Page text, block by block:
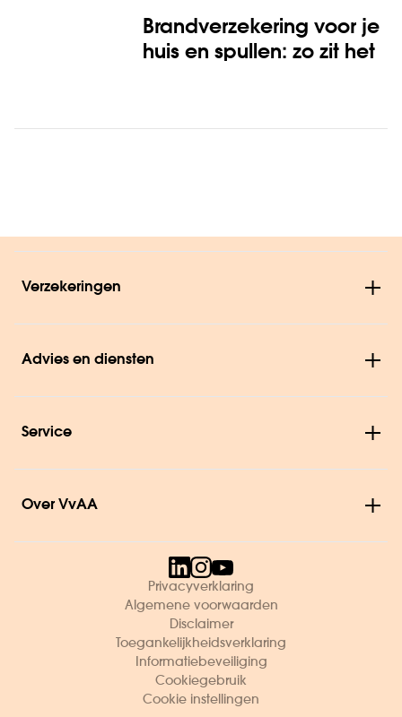
Brandverzekering voor je
huis en spullen: zo zit het
Verzekeringen
Advies en diensten
Service
Over VvAA
Privacyverklaring
Algemene voorwaarden
Disclaimer
Toegankelijkheidsverklaring
Informatiebeveiliging
Cookiegebruik
Cookie instellingen